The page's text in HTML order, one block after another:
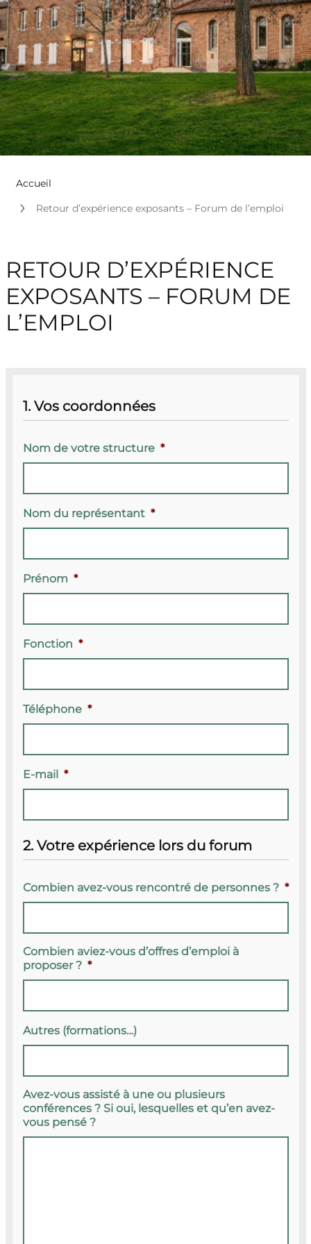
Accueil
Retour d’expérience exposants – Forum de l’emploi
RETOUR D’EXPÉRIENCE
EXPOSANTS – FORUM DE
L’EMPLOI
1. Vos coordonnées
Nom de votre structure *
Nom du représentant *
Prénom *
Fonction *
Téléphone *
E-mail *
2. Votre expérience lors du forum
Combien avez-vous rencontré de personnes ? *
Combien aviez-vous d’offres d’emploi à
proposer ? *
Autres (formations…)
Avez-vous assisté à une ou plusieurs
conférences ? Si oui, lesquelles et qu’en avez-
vous pensé ?